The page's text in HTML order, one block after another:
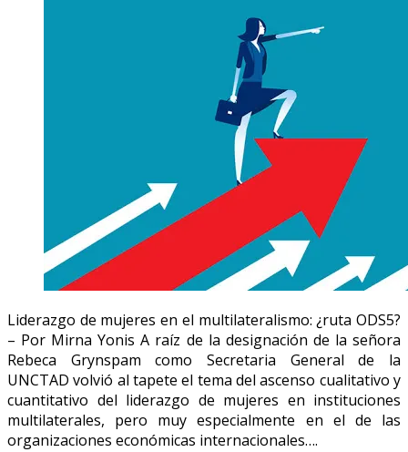
Liderazgo de mujeres en el multilateralismo: ¿ruta ODS5?
– Por Mirna Yonis A raíz de la designación de la señora
Rebeca Grynspam como Secretaria General de la
UNCTAD volvió al tapete el tema del ascenso cualitativo y
cuantitativo del liderazgo de mujeres en instituciones
multilaterales, pero muy especialmente en el de las
organizaciones económicas internacionales….